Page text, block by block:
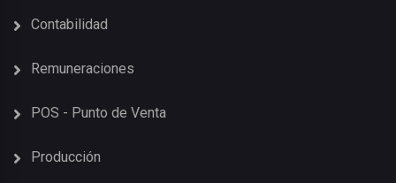
Contabilidad
Remuneraciones
POS - Punto de Venta
Producción